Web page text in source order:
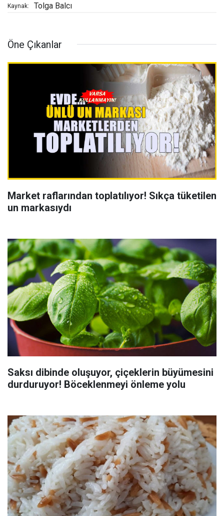
Kaynak: Tolga Balcı
Öne Çıkanlar
Market raflarından toplatılıyor! Sıkça tüketilen
un markasıydı
Saksı dibinde oluşuyor, çiçeklerin büyümesini
durduruyor! Böceklenmeyi önleme yolu